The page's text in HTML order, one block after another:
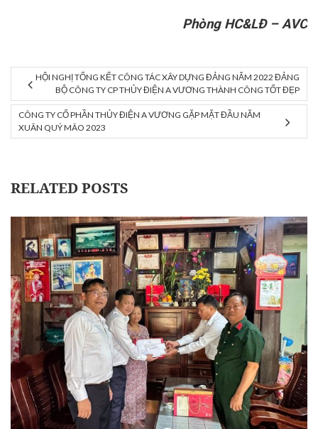
Phòng HC&LĐ – AVC
HỘI NGHỊ TỔNG KẾT CÔNG TÁC XÂY DỰNG ĐẢNG NĂM 2022 ĐẢNG
BỘ CÔNG TY CP THỦY ĐIỆN A VƯƠNG THÀNH CÔNG TỐT ĐẸP
CÔNG TY CỔ PHẦN THỦY ĐIỆN A VƯƠNG GẶP MẶT ĐẦU NĂM
XUÂN QUÝ MÃO 2023
RELATED POSTS